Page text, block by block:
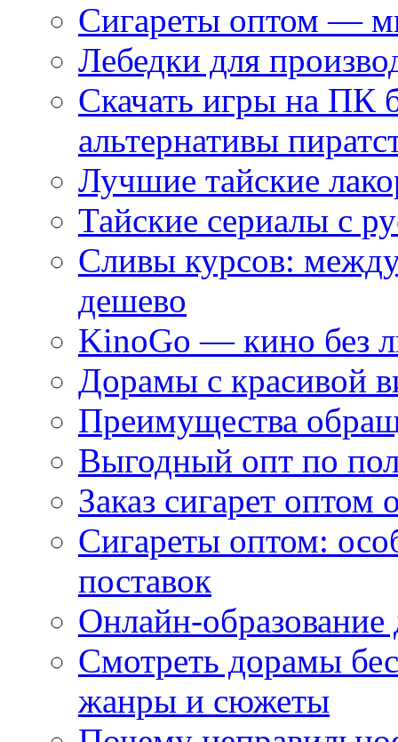
Сигареты оптом —
Лебедки для
Скачать игры на ПК
альтернативы
Лучшие тайские
Тайские сериалы с
Сливы курсов:
дешево
KinoGo — кино без
Дорамы с красивой
Преимущества
Выгодный опт по
Заказ сигарет оптом
Сигареты оптом:
поставок
Онлайн-
Смотреть дорамы
жанры и сюжеты